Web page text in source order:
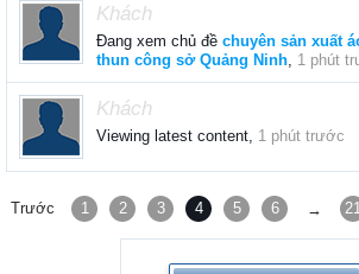
Khách
Đang xem chủ đề chuyên sản xuất
thun công sở Quảng Ninh, 1 phút
Khách
Viewing latest content, 1 phút trước
Trước 1 2 3 4 5 6 →